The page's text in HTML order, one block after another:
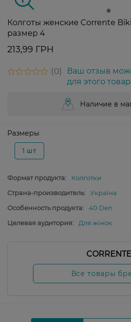
Колготы женские Corrente
размер 4
213,99 ГРН
0
Ваш отзыв
для этого
Наличие в
Размеры
1 шт
Формат продукта:
Колготки
Страна-производитель:
Україна
Особенность продукта:
40 Den
Целевая аудитория:
Для жінок
CORRENTE
Все товары